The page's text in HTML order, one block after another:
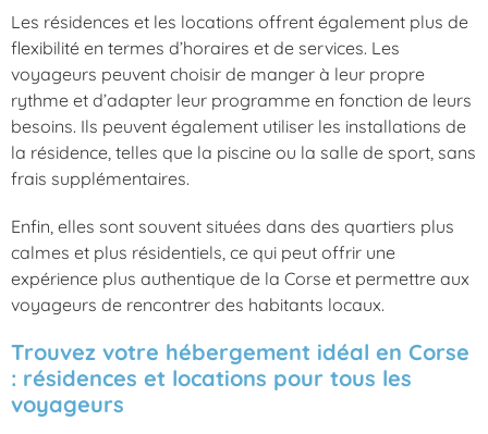
Les résidences et les locations offrent également plus de
flexibilité en termes d’horaires et de services. Les
voyageurs peuvent choisir de manger à leur propre
rythme et d’adapter leur programme en fonction de leurs
besoins. Ils peuvent également utiliser les installations de
la résidence, telles que la piscine ou la salle de sport, sans
frais supplémentaires.
Enfin, elles sont souvent situées dans des quartiers plus
calmes et plus résidentiels, ce qui peut offrir une
expérience plus authentique de la Corse et permettre aux
voyageurs de rencontrer des habitants locaux.
Trouvez votre hébergement idéal en Corse
: résidences et locations pour tous les
voyageurs